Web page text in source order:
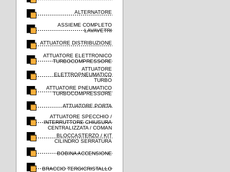
ALTERNATORE
ASSIEME COMPLETO
LAVAVETRI
ATTUATORE DISTRIBUZIONE
ATTUATORE ELETTRONICO
TURBOCOMPRESSORE
ATTUATORE
ELETTROPNEUMATICO
TURBO
ATTUATORE PNEUMATICO
TURBOCOMPRESSORE
ATTUATORE PORTA
ATTUATORE SPECCHIO /
INTERRUTTORE CHIUSURA
CENTRALIZZATA / COMAN
BLOCCASTERZO / KIT
CILINDRO SERRATURA
BOBINA ACCENSIONE
BRACCIO TERGICRISTALLO